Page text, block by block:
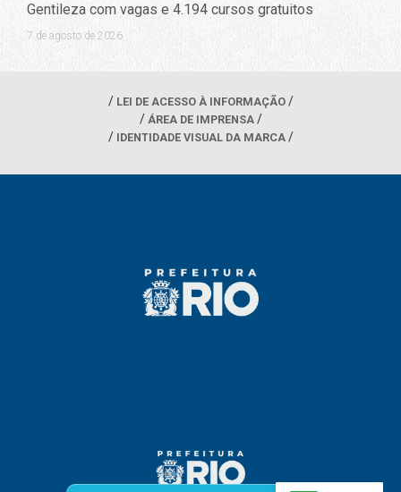
Gentileza com vagas e 4.194 cursos gratuitos
7 de agosto de 2026
LEI DE ACESSO À INFORMAÇÃO
ÁREA DE IMPRENSA
IDENTIDADE VISUAL DA MARCA